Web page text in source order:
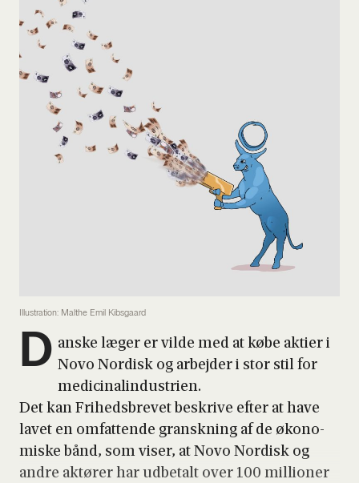
Illustration: Malthe Emil Kibsgaard
D an­ske læger er vil­de med at købe aktier i
Novo Nor­disk og arbej­der i stor stil for
medi­ci­na­lin­du­stri­en.
Det kan Fri­heds­bre­vet beskri­ve efter at have
lavet en omfat­ten­de gransk­ning af de øko­no­
mi­ske bånd, som viser, at Novo Nor­disk og
andre aktø­rer har udbe­talt over 100 mil­li­o­ner